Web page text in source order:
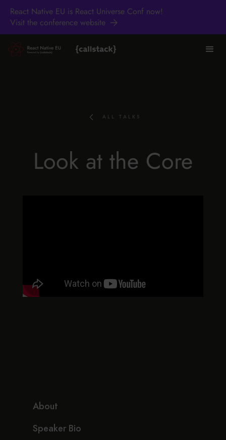
React Native EU is React Universe Conf now!
Visit the conference website
ALL TALKS
Look at the Core
About
Speaker Bio